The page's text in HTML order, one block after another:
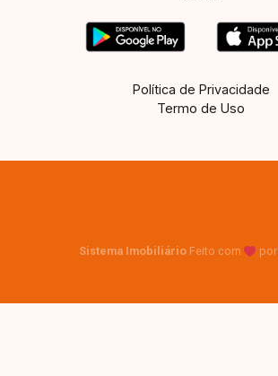
Política de Privacidade
Termo de Uso
Sistema Imobiliário Feito com por